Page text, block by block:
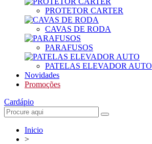
PROTETOR CARTER
CAVAS DE RODA
PARAFUSOS
PATELAS ELEVADOR AUTO
Novidades
Promoções
Cardápio
Inicio
>